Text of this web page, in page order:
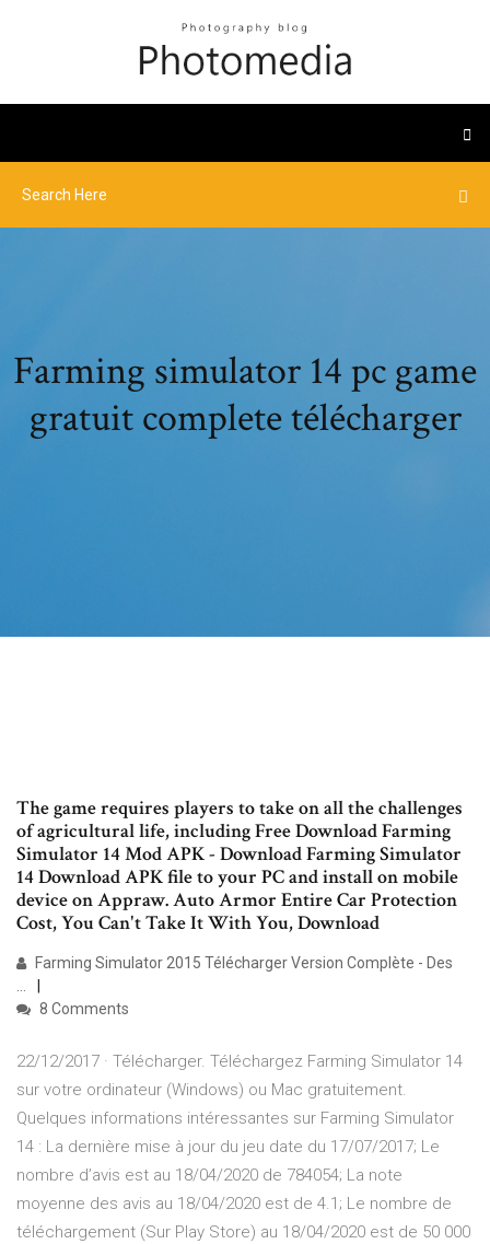
Farming simulator 14 pc game
gratuit complete télécharger
The game requires players to take on all the challenges
of agricultural life, including Free Download Farming
Simulator 14 Mod APK - Download Farming Simulator
14 Download APK file to your PC and install on mobile
device on Appraw. Auto Armor Entire Car Protection
Cost, You Can't Take It With You, Download
Farming Simulator 2015 Télécharger Version Complète - Des
...
8 Comments
22/12/2017 · Télécharger. Téléchargez Farming Simulator 14
sur votre ordinateur (Windows) ou Mac gratuitement.
Quelques informations intéressantes sur Farming Simulator
14 : La dernière mise à jour du jeu date du 17/07/2017; Le
nombre d’avis est au 18/04/2020 de 784054; La note
moyenne des avis au 18/04/2020 est de 4.1; Le nombre de
téléchargement (Sur Play Store) au 18/04/2020 est de 50 000